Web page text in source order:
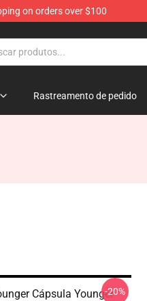
on orders over $100
Rastreamento de pedido
Cápsula Younger-20%